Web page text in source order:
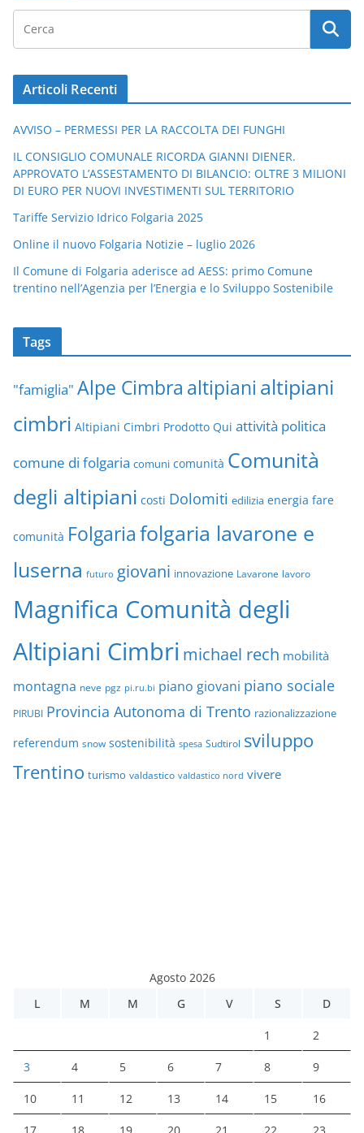
Articoli Recenti
AVVISO – PERMESSI PER LA RACCOLTA DEI FUNGHI
IL CONSIGLIO COMUNALE RICORDA GIANNI DIENER.
APPROVATO L’ASSESTAMENTO DI BILANCIO: OLTRE 3 MILIONI
DI EURO PER NUOVI INVESTIMENTI SUL TERRITORIO
Tariffe Servizio Idrico Folgaria 2025
Online il nuovo Folgaria Notizie – luglio 2026
Il Comune di Folgaria aderisce ad AESS: primo Comune
trentino nell’Agenzia per l’Energia e lo Sviluppo Sostenibile
Tags
"famiglia" Alpe Cimbra altipiani altipiani
cimbri Altipiani Cimbri Prodotto Qui attività politica
comune di folgaria comuni comunità Comunità
degli altipiani costi Dolomiti edilizia energia fare
comunità Folgariafolgaria lavarone e
luserna futuro giovani innovazione Lavarone lavoro
Magnifica Comunità degli
Altipiani Cimbri michael rech mobilità
montagna neve pgz pi.ru.bi piano giovani piano sociale
PIRUBI Provincia Autonoma di Trento razionalizzazione
referendum snow sostenibilità spesa Sudtirol sviluppo
Trentino turismo valdastico valdastico nord vivere
Agosto 2026
L
M M G V S D
1 2
3 4 5 6 7 8 9
10 11 12 13 14 15 16